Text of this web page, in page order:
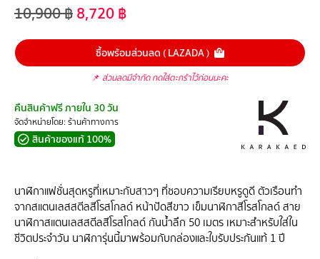
10,900฿8,720฿
ซื้อพร้อมส่วนลด ( LAZADA )
📌 ส่วนลดมีจำกัด กดใส่ตะกร้าไว้ก่อนนะคะ
คืนสินค้าฟรี ภายใน 30 วัน
จัดจำหน่ายโดย: ร้านค้าทางการ
สินค้าของแท้ 100%
นาฬิกาแฟชั่นสุดหรูที่เหมาะกับสาวๆ ที่ชอบความเรียบหรูดูดี ตัวเรือนทำ
จากสแตนเลสสตีลสีโรสโกลด์ หน้าปัดสีขาว เข็มนาฬิกาสีโรสโกลด์ สาย
นาฬิกาสแตนเลสสตีลสีโรสโกลด์ กันน้ำลึก 50 เมตร เหมาะสำหรับใส่ใน
ชีวิตประจำวัน นาฬิการุ่นนี้มาพร้อมกับกล่องและใบรับประกันแท้ 1 ปี